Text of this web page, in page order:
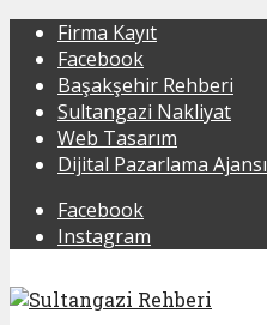
Firma Kayıt
Facebook
Başakşehir Rehberi
Sultangazi Nakliyat
Web Tasarım
Dijital Pazarlama Ajansı
Facebook
Instagram